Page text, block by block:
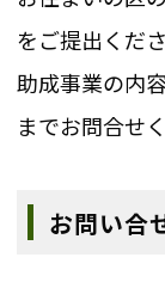
をご提出くださ
助成事業の内
までお問合せ
お問い合